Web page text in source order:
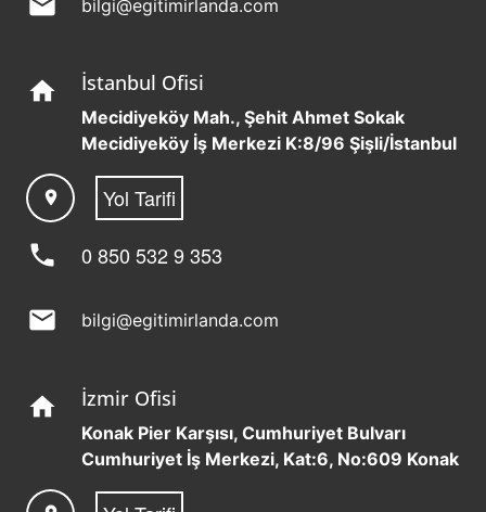
bilgi@egitimirlanda.com
home İstanbul Ofisi
Mecidiyeköy Mah., Şehit Ahmet Sokak
Mecidiyeköy İş Merkezi K:8/96 Şişli/İstanbul
location_on Yol Tarifi
phone 0 850 532 9 353
mail bilgi@egitimirlanda.com
home İzmir Ofisi
Konak Pier Karşısı, Cumhuriyet Bulvarı
Cumhuriyet İş Merkezi, Kat:6, No:609 Konak